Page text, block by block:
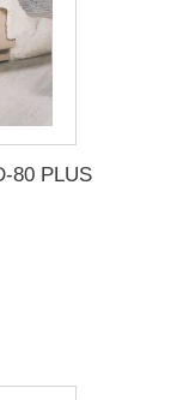
80 PLUS